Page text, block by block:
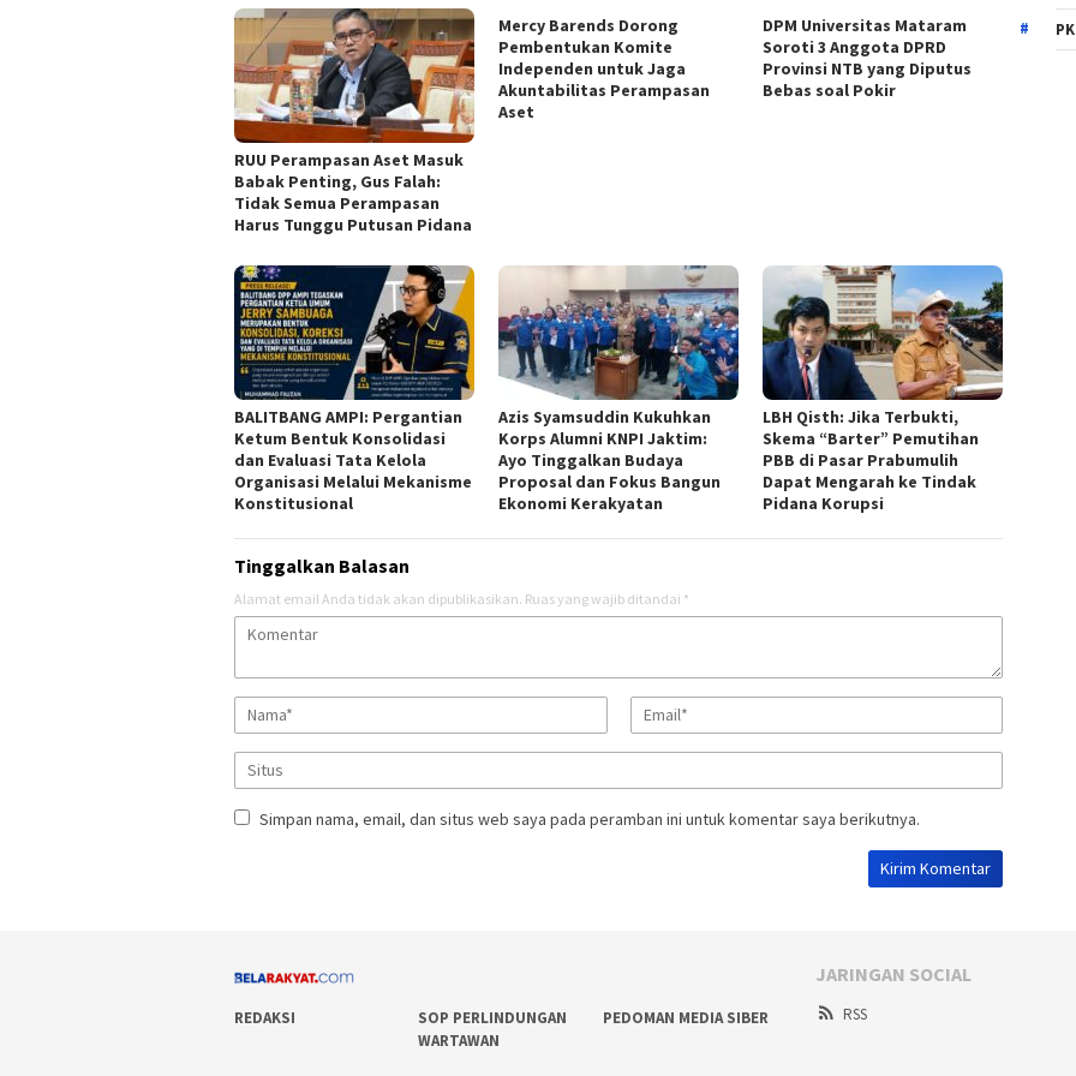
RUU Perampasan Aset Masuk
Babak Penting, Gus Falah:
Tidak Semua Perampasan
Harus Tunggu Putusan Pidana
Mercy Barends Dorong
Pembentukan Komite
Independen untuk Jaga
Akuntabilitas Perampasan
Aset
DPM Universitas Mataram
Soroti 3 Anggota DPRD
Provinsi NTB yang Diputus
Bebas soal Pokir
BALITBANG AMPI: Pergantian
Ketum Bentuk Konsolidasi
dan Evaluasi Tata Kelola
Organisasi Melalui Mekanisme
Konstitusional
Azis Syamsuddin Kukuhkan
Korps Alumni KNPI Jaktim:
Ayo Tinggalkan Budaya
Proposal dan Fokus Bangun
Ekonomi Kerakyatan
LBH Qisth: Jika Terbukti,
Skema “Barter” Pemutihan
PBB di Pasar Prabumulih
Dapat Mengarah ke Tindak
Pidana Korupsi
Tinggalkan Balasan
Alamat email Anda tidak akan dipublikasikan. Ruas yang wajib ditandai *
Simpan nama, email, dan situs web saya pada peramban ini untuk komentar saya berikutnya.
REDAKSI
SOP PERLINDUNGAN
WARTAWAN
PEDOMAN MEDIA SIBER
JARINGAN SOCIAL
RSS